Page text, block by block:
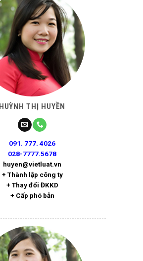
HUỲNH THỊ HUYỀN
091. 777. 4026
028-7777.5678
huyen@vietluat.vn
+ Thành lập công ty
+ Thay đổi ĐKKD
+ Cấp phó bản